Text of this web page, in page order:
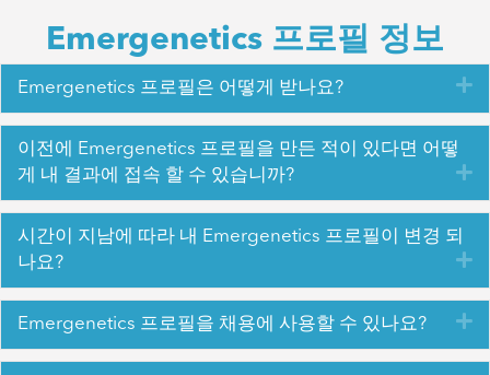
Emergenetics 프로필 정보
Emergenetics 프로필은 어떻게 받나요?
이전에 Emergenetics 프로필을 만든 적이 있다면 어떻
게 내 결과에 접속 할 수 있습니까?
시간이 지남에 따라 내 Emergenetics 프로필이 변경 되
나요?
Emergenetics 프로필을 채용에 사용할 수 있나요?